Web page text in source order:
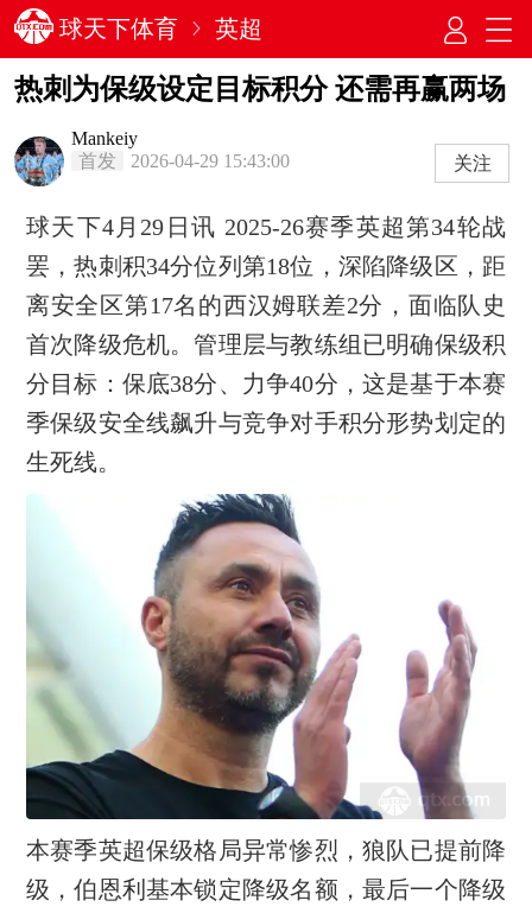
球天下体育 英超
热刺为保级设定目标积分 还需再赢两场
Mankeiy
首发
2026-04-29 15:43:00 关注
球天下4月29日讯 2025-26赛季英超第34轮战
罢，热刺积34分位列第18位，深陷降级区，距
离安全区第17名的西汉姆联差2分，面临队史
首次降级危机。管理层与教练组已明确保级积
分目标：保底38分、力争40分，这是基于本赛
季保级安全线飙升与竞争对手积分形势划定的
生死线。
本赛季英超保级格局异常惨烈，狼队已提前降
级，伯恩利基本锁定降级名额，最后一个降级